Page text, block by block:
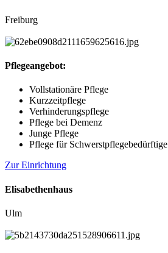
Freiburg
Pflegeangebot:
Vollstationäre Pflege
Kurzzeitpflege
Verhinderungspflege
Pflege bei Demenz
Junge Pflege
Pflege für Schwerstpflegebedürftige
Zur Einrichtung
Elisabethenhaus
Ulm